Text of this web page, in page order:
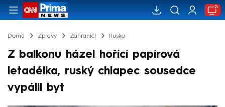
Domů Zprávy Zahraničí Rusko
Z balkonu házel hořící papírová
letadélka, ruský chlapec sousedce
vypálil byt